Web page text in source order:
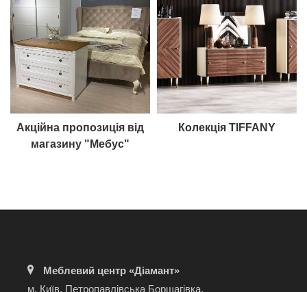
Акційна пропозиція від
магазину "Мебус"
Колекція TIFFANY
Меблевий центр «Діамант»
м. Київ, Петропавлівська Борщагівка,